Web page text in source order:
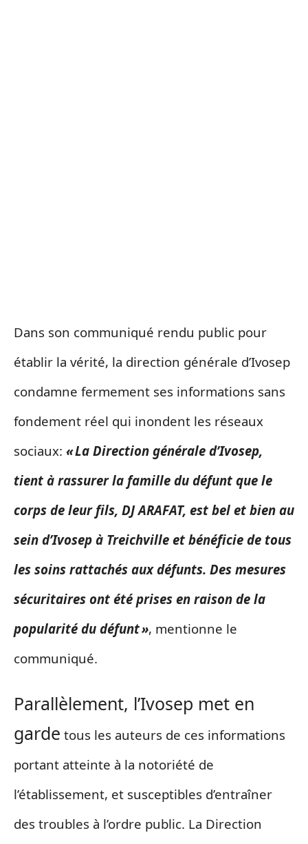
Dans son communiqué rendu public pour
établir la vérité, la direction générale d’Ivosep
condamne fermement ses informations sans
fondement réel qui inondent les réseaux
sociaux: « La Direction générale d’Ivosep,
tient à rassurer la famille du défunt que le
corps de leur fils, DJ ARAFAT, est bel et bien au
sein d’Ivosep à Treichville et bénéficie de tous
les soins rattachés aux défunts. Des mesures
sécuritaires ont été prises en raison de la
popularité du défunt », mentionne le
communiqué.
Parallèlement, l’Ivosep met en
garde tous les auteurs de ces informations
portant atteinte à la notoriété de
l’établissement, et susceptibles d’entraîner
des troubles à l’ordre public. La Direction